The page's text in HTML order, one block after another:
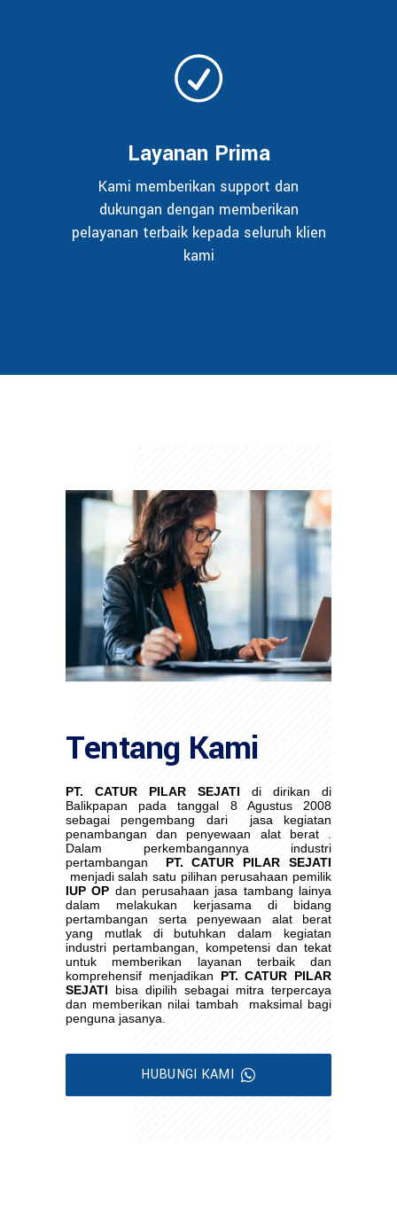
Layanan Prima
Kami memberikan support dan
dukungan dengan memberikan
pelayanan terbaik kepada seluruh klien
kami
Tentang Kami
PT. CATUR PILAR SEJATI di dirikan di
Balikpapan pada tanggal 8 Agustus 2008
sebagai pengembang dari
jasa kegiatan
penambangan dan penyewaan alat berat .
Dalam perkembangannya industri
pertambangan
PT. CATUR PILAR SEJATI
menjadi salah satu pilihan perusahaan pemilik
IUP OP dan perusahaan jasa tambang lainya
dalam melakukan kerjasama di bidang
pertambangan serta penyewaan alat berat
yang mutlak di butuhkan dalam kegiatan
industri pertambangan, kompetensi dan tekat
untuk memberikan layanan terbaik dan
komprehensif menjadikan PT. CATUR PILAR
SEJATI bisa dipilih sebagai mitra terpercaya
dan memberikan nilai tambah
maksimal bagi
penguna jasanya.
HUBUNGI KAMI